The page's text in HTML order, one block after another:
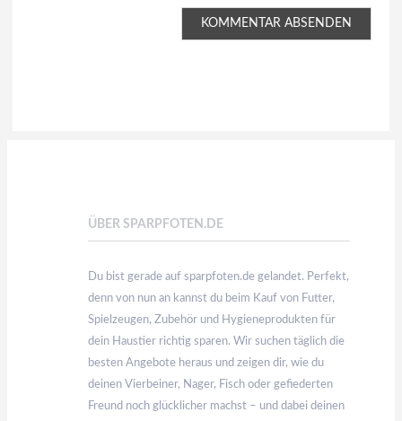
ÜBER SPARPFOTEN.DE
Du bist gerade auf sparpfoten.de gelandet. Perfekt,
denn von nun an kannst du beim Kauf von Futter,
Spielzeugen, Zubehör und Hygieneprodukten für
dein Haustier richtig sparen. Wir suchen täglich die
besten Angebote heraus und zeigen dir, wie du
deinen Vierbeiner, Nager, Fisch oder gefiederten
Freund noch glücklicher machst – und dabei deinen